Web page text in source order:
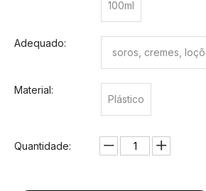
100ml
Adequado:
soros, cremes,
Material:
Plástico
Quantidade: